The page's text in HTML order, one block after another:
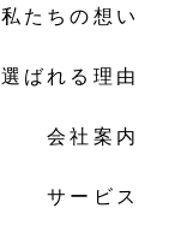
私たちの想い
選ばれる理由
会社案内
サービス